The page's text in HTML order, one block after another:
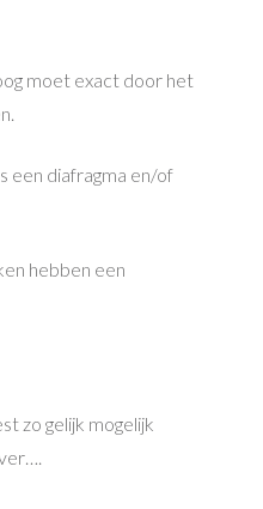
moet exact door het
een diafragma en/of
hebben een
zo gelijk mogelijk